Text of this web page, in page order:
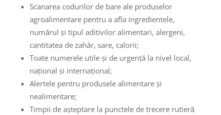
Scanarea codurilor de bare ale produselor
agroalimentare pentru a afla ingredientele,
numărul și tipul aditivilor alimentari, alergeni,
cantitatea de zahăr, sare, calorii;
Toate numerele utile și de urgență la nivel local,
național și internațional;
Alertele pentru produsele alimentare și
nealimentare;
Timpii de așteptare la punctele de trecere rutieră